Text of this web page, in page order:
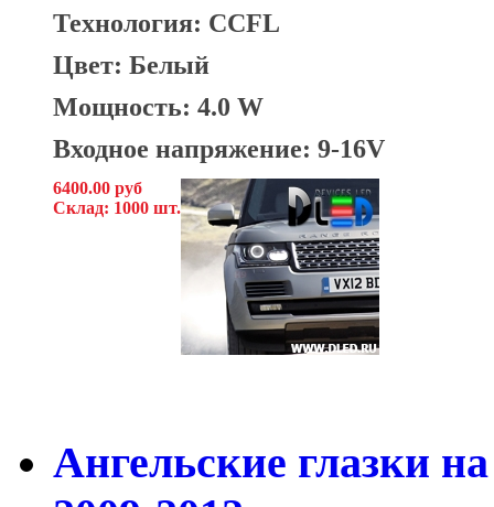
Технология: CCFL
Цвет: Белый
Мощность: 4.0 W
Входное напряжение: 9-16V
6400.00 руб
Склад: 1000 шт.
Ангельские глазки